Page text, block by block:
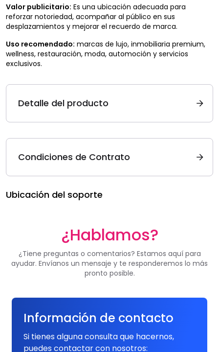
Valor publicitario: Es una ubicación adecuada para
reforzar notoriedad, acompañar al público en sus
desplazamientos y mejorar el recuerdo de marca.
Uso recomendado: marcas de lujo, inmobiliaria premium,
wellness, restauración, moda, automoción y servicios
exclusivos.
Detalle del producto
Condiciones de Contrato
Ubicación del soporte
¿Hablamos?
¿Tiene preguntas o comentarios? Estamos aquí para
ayudar. Envíanos un mensaje y te responderemos lo más
pronto posible.
Información de contacto
Si tienes alguna consulta que hacernos,
puedes contactar con nosotros: